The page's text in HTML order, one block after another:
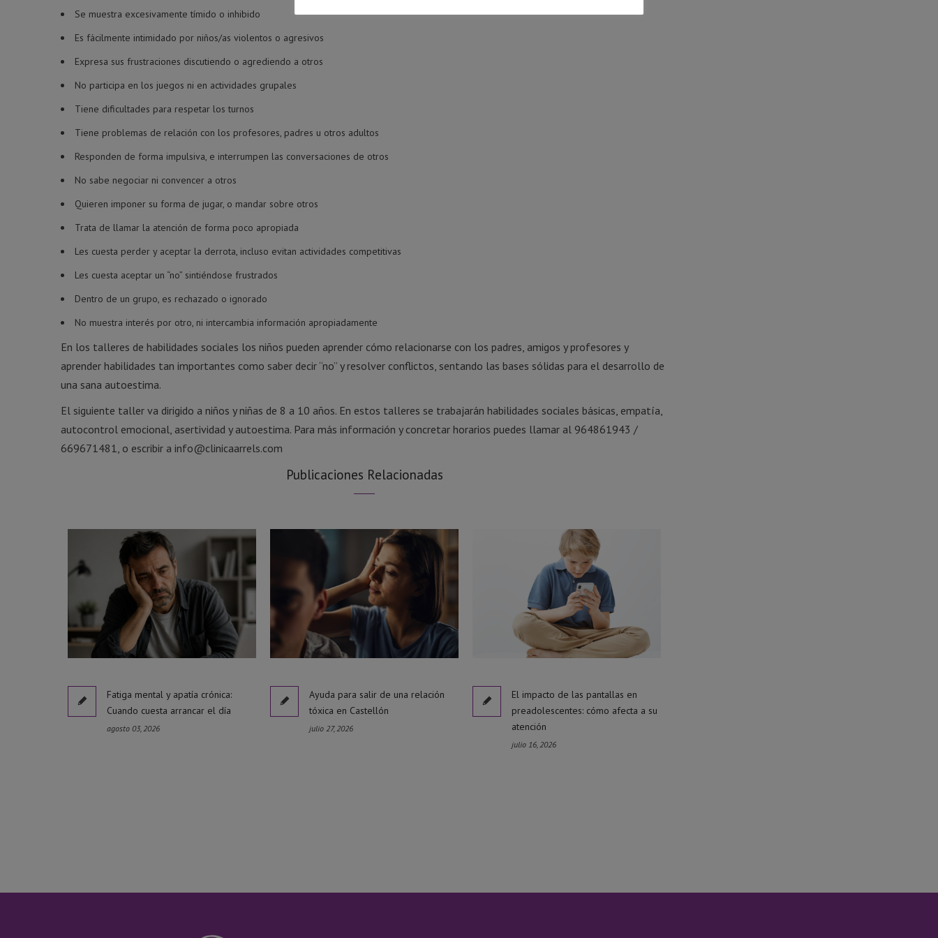
Se muestra excesivamente tímido o inhibido
Es fácilmente intimidado por niños/as violentos o agresivos
Expresa sus frustraciones discutiendo o agrediendo a otros
No participa en los juegos ni en actividades grupales
Tiene dificultades para respetar los turnos
Tiene problemas de relación con los profesores, padres u otros adultos
Responden de forma impulsiva, e interrumpen las conversaciones de otros
No sabe negociar ni convencer a otros
Quieren imponer su forma de jugar, o mandar sobre otros
Trata de llamar la atención de forma poco apropiada
Les cuesta perder y aceptar la derrota, incluso evitan actividades competitivas
Les cuesta aceptar un “no” sintiéndose frustrados
Dentro de un grupo, es rechazado o ignorado
No muestra interés por otro, ni intercambia información apropiadamente
En los talleres de habilidades sociales los niños pueden aprender cómo relacionarse con los padres, amigos y profesores y
aprender habilidades tan importantes como saber decir “no” y resolver conflictos, sentando las bases sólidas para el desarrollo de
una sana autoestima.
El siguiente taller va dirigido a niños y niñas de 8 a 10 años. En estos talleres se trabajarán habilidades sociales básicas, empatía,
autocontrol emocional, asertividad y autoestima. Para más información y concretar horarios puedes llamar al 964861943 /
669671481, o escribir a info@clinicaarrels.com
Publicaciones Relacionadas
Fatiga mental y apatía crónica:
Cuando cuesta arrancar el día
agosto 03, 2026
Ayuda para salir de una relación
tóxica en Castellón
julio 27, 2026
El impacto de las pantallas en
preadolescentes: cómo afecta a su
atención
julio 16, 2026